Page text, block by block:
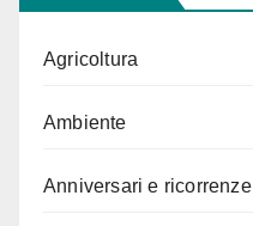
Agricoltura
Ambiente
Anniversari e ricorrenze